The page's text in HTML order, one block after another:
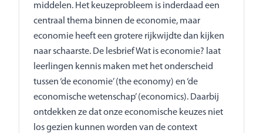
middelen. Het keuzeprobleem is inderdaad een
centraal thema binnen de economie, maar
economie heeft een grotere rijkwijdte dan kijken
naar schaarste. De lesbrief Wat is economie? laat
leerlingen kennis maken met het onderscheid
tussen ‘de economie’ (the economy) en ‘de
economische wetenschap’ (economics). Daarbij
ontdekken ze dat onze economische keuzes niet
los gezien kunnen worden van de context